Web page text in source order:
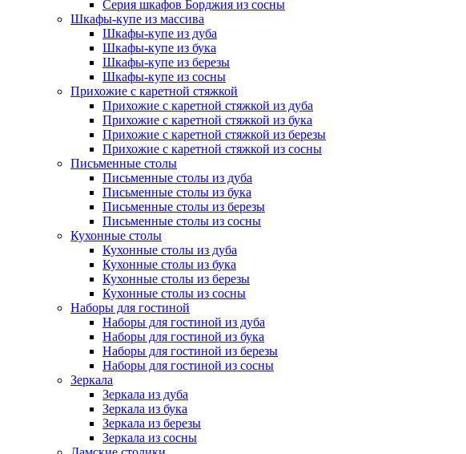
Серия шкафов Борджия из сосны
Шкафы-купе из массива
Шкафы-купе из дуба
Шкафы-купе из бука
Шкафы-купе из березы
Шкафы-купе из сосны
Прихожие с каретной стяжкой
Прихожие с каретной стяжкой из дуба
Прихожие с каретной стяжкой из бука
Прихожие с каретной стяжкой из березы
Прихожие с каретной стяжкой из сосны
Письменные столы
Письменные столы из дуба
Письменные столы из бука
Письменные столы из березы
Письменные столы из сосны
Кухонные столы
Кухонные столы из дуба
Кухонные столы из бука
Кухонные столы из березы
Кухонные столы из сосны
Наборы для гостиной
Наборы для гостиной из дуба
Наборы для гостиной из бука
Наборы для гостиной из березы
Наборы для гостиной из сосны
Зеркала
Зеркала из дуба
Зеркала из бука
Зеркала из березы
Зеркала из сосны